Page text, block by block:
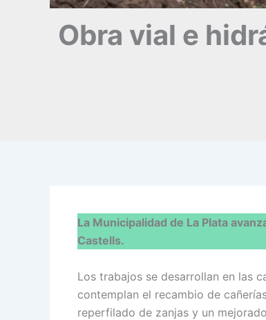
Obra vial e
La Municipalidad de La Plata
Castells.
Los trabajos se desarrollan en las
contemplan el recambio de
reperfilado de zanjas y un